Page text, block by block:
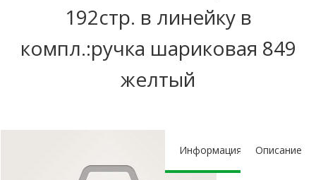
192стр. в линейку в
компл.:ручка шариковая 849
желтый
Информация Описание